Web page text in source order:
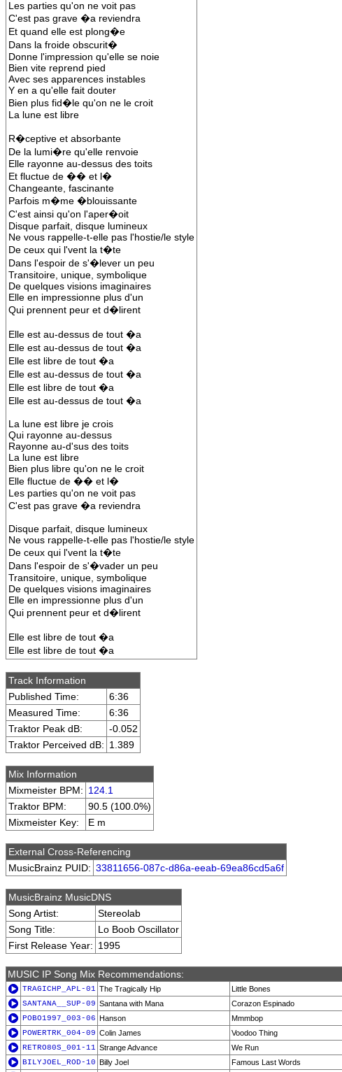
Les parties qu'on ne voit pas
C'est pas grave �a reviendra
Et quand elle est plong�e
Dans la froide obscurit�
Donne l'impression qu'elle se noie
Bien vite reprend pied
Avec ses apparences instables
Y en a qu'elle fait douter
Bien plus fid�le qu'on ne le croit
La lune est libre
R�ceptive et absorbante
De la lumi�re qu'elle renvoie
Elle rayonne au-dessus des toits
Et fluctue de �� et l�
Changeante, fascinante
Parfois m�me �blouissante
C'est ainsi qu'on l'aper�oit
Disque parfait, disque lumineux
Ne vous rappelle-t-elle pas l'hostie/le style
De ceux qui l'vent la t�te
Dans l'espoir de s'�lever un peu
Transitoire, unique, symbolique
De quelques visions imaginaires
Elle en impressionne plus d'un
Qui prennent peur et d�lirent
Elle est au-dessus de tout �a
Elle est au-dessus de tout �a
Elle est libre de tout �a
Elle est au-dessus de tout �a
Elle est libre de tout �a
Elle est au-dessus de tout �a
La lune est libre je crois
Qui rayonne au-dessus
Rayonne au-d'sus des toits
La lune est libre
Bien plus libre qu'on ne le croit
Elle fluctue de �� et l�
Les parties qu'on ne voit pas
C'est pas grave �a reviendra
Disque parfait, disque lumineux
Ne vous rappelle-t-elle pas l'hostie/le style
De ceux qui l'vent la t�te
Dans l'espoir de s'�vader un peu
Transitoire, unique, symbolique
De quelques visions imaginaires
Elle en impressionne plus d'un
Qui prennent peur et d�lirent
Elle est libre de tout �a
Elle est libre de tout �a
Track Information
Published Time:
6:36
Measured Time:
6:36
Traktor Peak dB:
-0.052
Traktor Perceived dB: 1.389
Mix Information
Mixmeister BPM: 124.1
Traktor BPM:
90.5 (100.0%)
Mixmeister Key:
E m
External Cross-Referencing
MusicBrainz PUID: 33811656-087c-d86a-eeab-69ea86cd5a6f
MusicBrainz MusicDNS
Song Artist:
Stereolab
Song Title:
Lo Boob Oscillator
First Release Year: 1995
MUSIC IP Song Mix Recommendations:
TRAGICHP_APL-01 The Tragically Hip
Little Bones
SANTANA__SUP-09 Santana with Mana
Corazon Espinado
POBO1997_003-06 Hanson
Mmmbop
POWERTRK_004-09 Colin James
Voodoo Thing
RETRO80S_001-11 Strange Advance
We Run
BILYJOEL_ROD-10 Billy Joel
Famous Last Words